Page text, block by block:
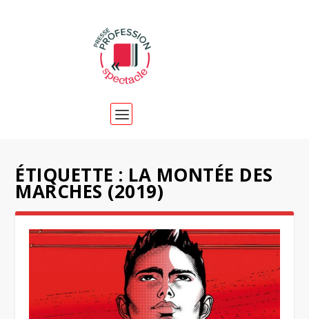
ÉTIQUETTE : LA MONTÉE DES
MARCHES (2019)